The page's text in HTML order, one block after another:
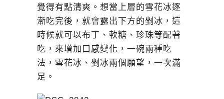
覺得有點清爽。想當上層的雪花冰逐
漸吃完後，就會露出下方的剉冰，這
時候就可以布丁、軟糖、珍珠等配著
吃，來增加口感變化，一碗兩種吃
法，雪花冰、剉冰兩個願望，一次滿
足。